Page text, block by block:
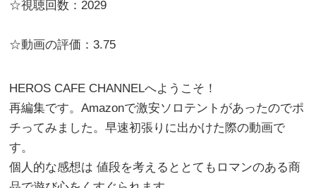
☆視聴回数：2029
☆動画の評価：3.75
HEROS CAFE CHANNELへようこそ！
再編集です。Amazonで激安ソロテントがあったのでポ
チってみました。早速初張りに出かけた際の動画で
す。
個人的な感想は 値段を考えるととてもロマンのある商